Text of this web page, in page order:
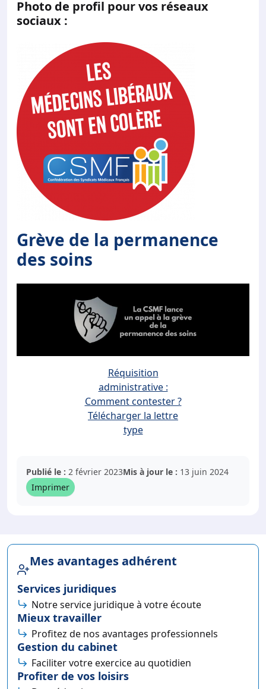
Photo de profil pour vos réseaux
sociaux :
Grève de la permanence
des soins
Réquisition
administrative :
Comment contester ?
Télécharger la lettre
type
Publié le : 2 février 2023Mis à jour le : 13 juin 2024
Imprimer
Mes avantages adhérent
Services juridiques
Notre service juridique à votre écoute
Mieux travailler
Profitez de nos avantages professionnels
Gestion du cabinet
Faciliter votre exercice au quotidien
Profiter de vos loisirs